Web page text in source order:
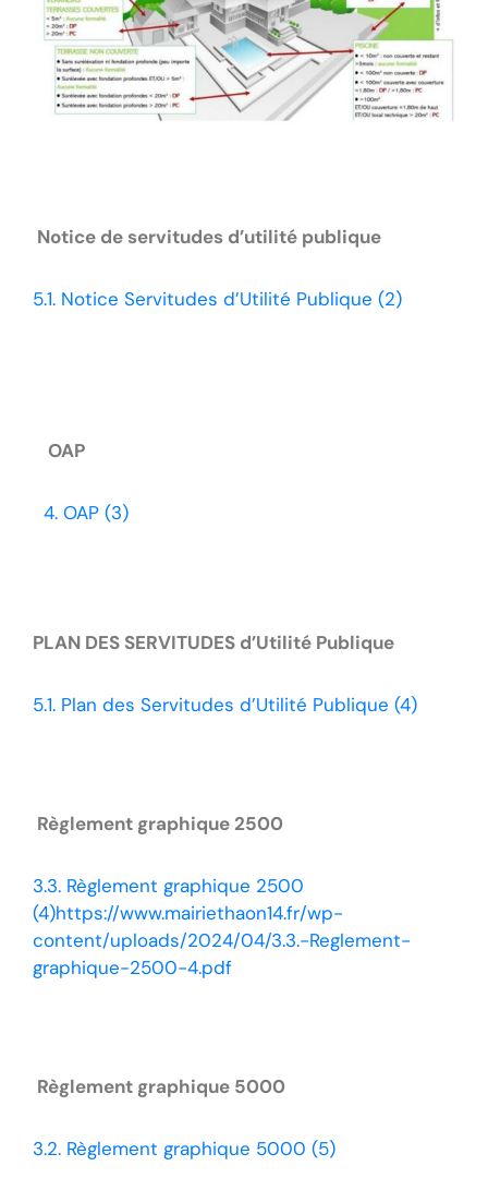
D’administrés
Notice de servitudes d’utilité publique
5.1. Notice Servitudes d’Utilité Publique (2)
OAP
4. OAP (3)
PLAN DES SERVITUDES d’Utilité Publique
5.1. Plan des Servitudes d’Utilité Publique (4)
Règlement graphique 2500
3.3. Règlement graphique 2500
(4)https://www.mairiethaon14.fr/wp-
content/uploads/2024/04/3.3.-Reglement-
graphique-2500-4.pdf
Règlement graphique 5000
3.2. Règlement graphique 5000 (5)